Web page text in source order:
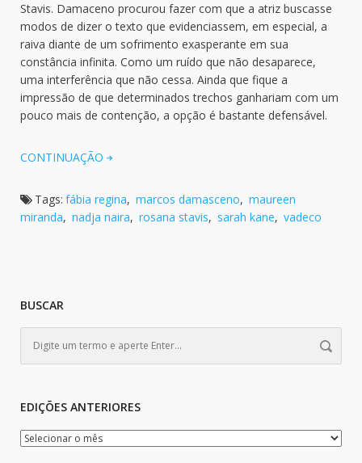
Stavis. Damaceno procurou fazer com que a atriz buscasse
modos de dizer o texto que evidenciassem, em especial, a
raiva diante de um sofrimento exasperante em sua
constância infinita. Como um ruído que não desaparece,
uma interferência que não cessa. Ainda que fique a
impressão de que determinados trechos ganhariam com um
pouco mais de contenção, a opção é bastante defensável.
CONTINUAÇÃO
Tags: fábia regina, marcos damasceno, maureen
miranda, nadja naira, rosana stavis, sarah kane, vadeco
BUSCAR
EDIÇÕES ANTERIORES